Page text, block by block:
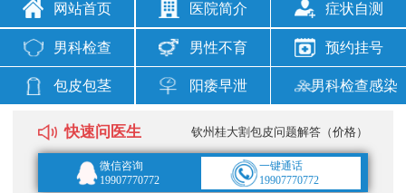
网站首页 医院简介 症状自测
男科检查 男性不育 预约挂号
包皮包茎 阳痿早泄 男科检查感染
快速问医生 钦州桂大割包皮问题解答（价格）
微信咨询
19907770772
一键通话
19907770772